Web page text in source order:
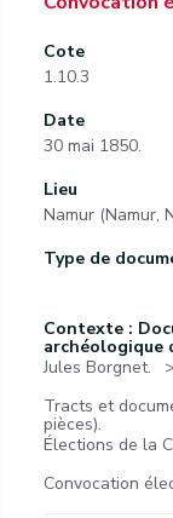
Cote
1.10.3
Date
30 mai 1850.
Lieu
Namur (Namur,
Type de
Contexte :
archéologique
Jules Borgnet.
Tracts et
pièces).
Élections de la
Convocation